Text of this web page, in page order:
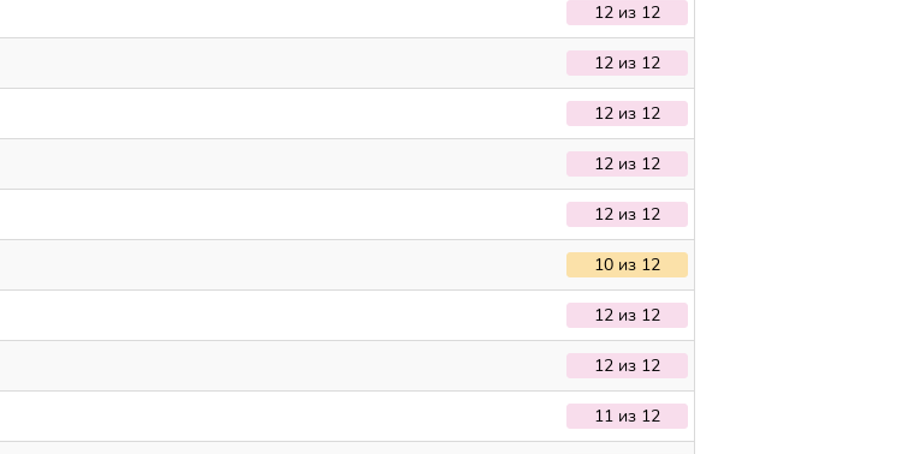
12 из 12
12 из 12
12 из 12
12 из 12
12 из 12
10 из 12
12 из 12
12 из 12
11 из 12